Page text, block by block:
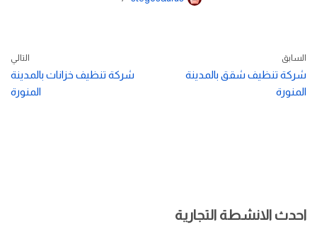
السابق
شركة تنظيف شقق بالمدينة
المنورة
التالي
شركة تنظيف خزانات بالمدينة
المنورة
احدث الانشطة التجارية